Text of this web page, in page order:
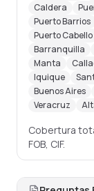
Caldera
Puerto Barrios
Puerto Cabello
Barranquilla
Manta
Iquique
Buenos Aires
Veracruz
Cobertura
FOB, CIF.